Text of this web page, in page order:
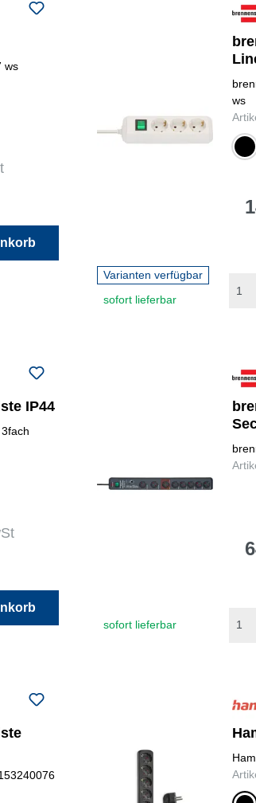
ws
ws
Varianten verfügbar
sofort lieferbar
IP44
sofort lieferbar